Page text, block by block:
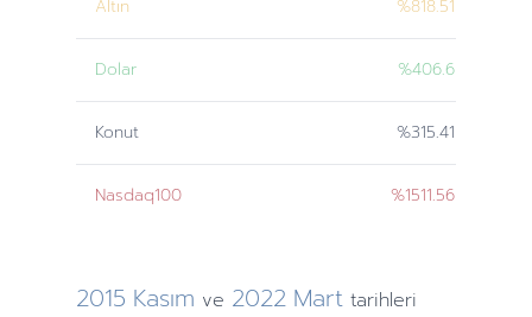
Altın %818.51
Dolar %406.6
Konut %315.41
Nasdaq100 %1511.56
2015 Kasım ve 2022 Mart tarihleri